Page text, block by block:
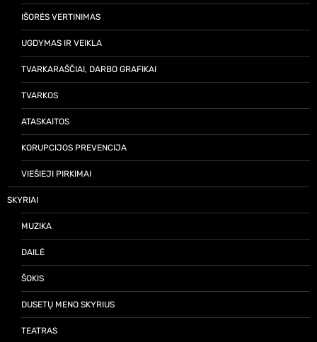
IŠORĖS VERTINIMAS
UGDYMAS IR VEIKLA
TVARKARAŠČIAI, DARBO GRAFIKAI
TVARKOS
ATASKAITOS
KORUPCIJOS PREVENCIJA
VIEŠIEJI PIRKIMAI
SKYRIAI
MUZIKA
DAILĖ
ŠOKIS
DUSETŲ MENO SKYRIUS
TEATRAS